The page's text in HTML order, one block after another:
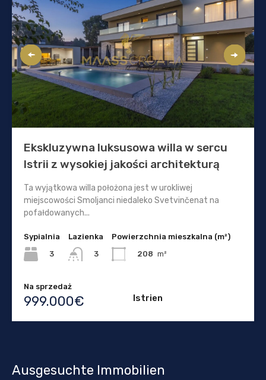
Ekskluzywna luksusowa willa w sercu
Istrii z wysokiej jakości architekturą
Ta wyjątkowa willa położona jest w urokliwej
miejscowości Smoljanci niedaleko Svetvinčenat na
pofałdowanych...
Sypialnia
3
Lazienka
3
Powierzchnia mieszkalna (m²)
208 m²
Na sprzedaż
999.000€ Istrien
Ausgesuchte Immobilien